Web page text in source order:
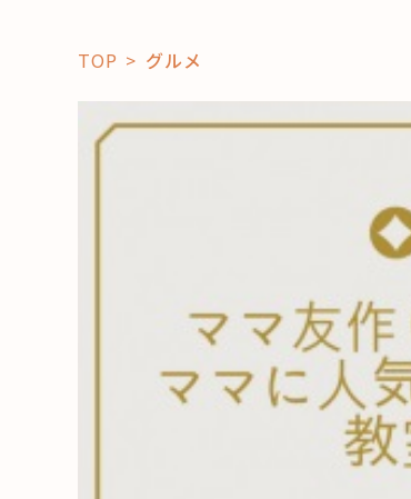
おすすめ
スポット
TOP グルメ